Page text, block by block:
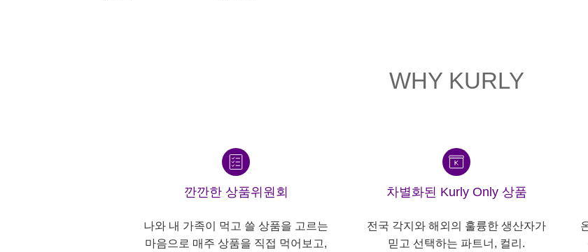
WHY KURLY
깐깐한 상품위원회
나와 내 가족이 먹고 쓸 상품을 고르는
마음으로 매주 상품을 직접 먹어보고,
차별화된 Kurly Only 상품
전국 각지와 해외의 훌륭한 생산자가
믿고 선택하는 파트너, 컬리.